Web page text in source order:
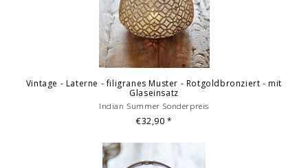
Vintage - Laterne - filigranes Muster - Rotgoldbronziert - mit
Glaseinsatz
Indian Summer Sonderpreis
€32,90*